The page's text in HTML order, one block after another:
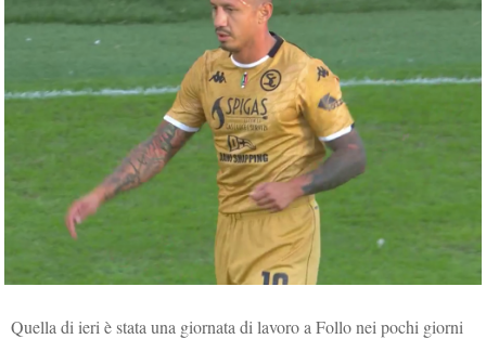
Quella di ieri è stata una giornata di lavoro a Follo nei pochi giorni